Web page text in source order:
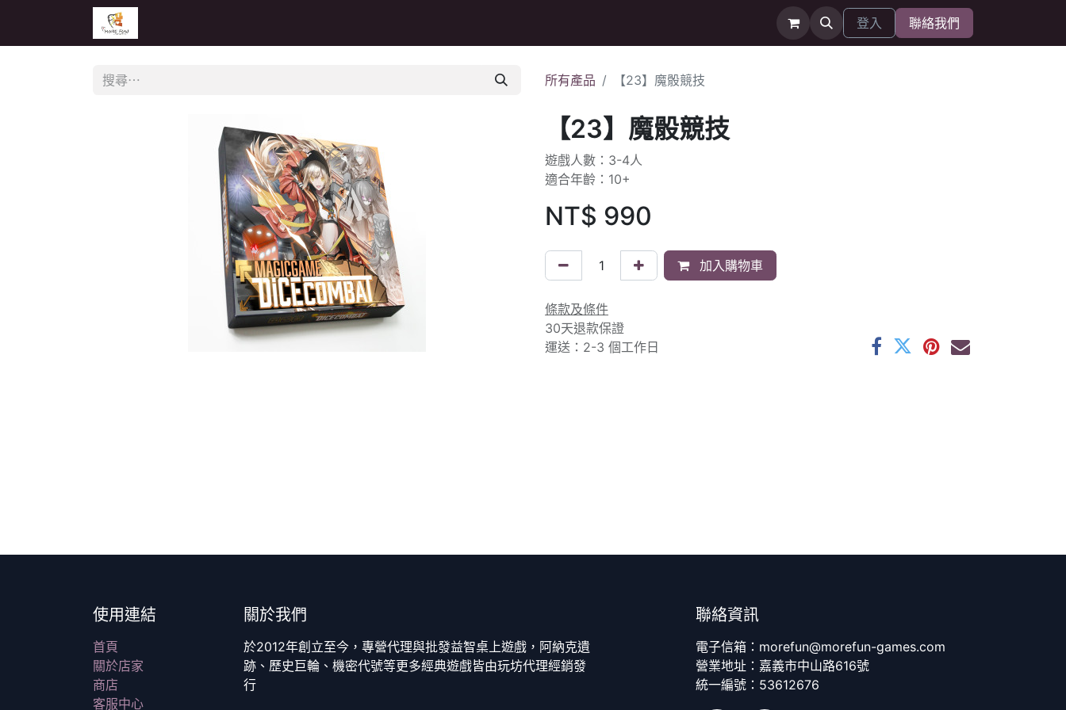
登入 聯絡我們
所有產品 【23】魔骰競技
【23】魔骰競技
遊戲人數：3-4人
適合年齡：10+
NT$ 990
加入購物車
條款及條件
30天退款保證
運送：2-3 個工作日
使用連結
首頁
關於店家
商店
客服中心
關於我們
於2012年創立至今，專營代理與批發益智桌上遊戲，阿納克遺
跡、歷史巨輪、機密代號等更多經典遊戲皆由玩坊代理經銷發
行
聯絡資訊
電子信箱：morefun@morefun-games.com
營業地址：嘉義市中山路616號
統一編號：53612676